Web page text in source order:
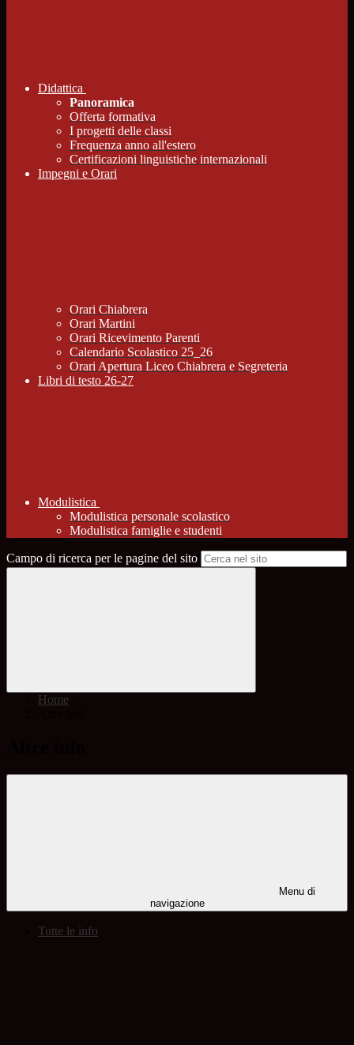
Didattica
Panoramica
Offerta formativa
I progetti delle classi
Frequenza anno all'estero
Certificazioni linguistiche internazionali
Impegni e Orari
Orari Chiabrera
Orari Martini
Orari Ricevimento Parenti
Calendario Scolastico 25_26
Orari Apertura Liceo Chiabrera e Segreteria
Libri di testo 26-27
Modulistica
Modulistica personale scolastico
Modulistica famiglie e studenti
Campo di ricerca per le pagine del sito
Home
Menu di
navigazione
Tutte le info